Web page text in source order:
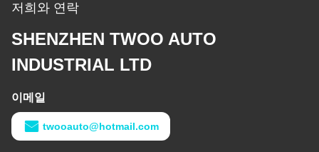
저희와 연락
SHENZHEN TWOO AUTO
INDUSTRIAL LTD
이메일
twooauto@hotmail.com